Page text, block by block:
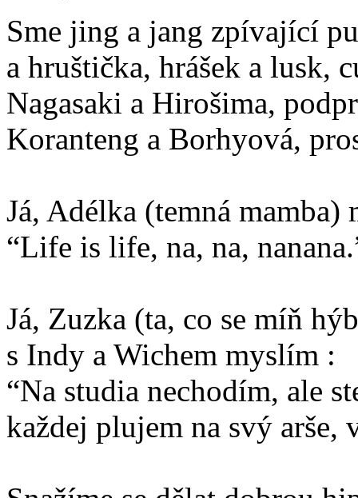
Sme jing a jang zpívající
a hruštička, hrášek a lusk,
Nagasaki a Hirošima,
Koranteng a Borhyová,
Já, Adélka (temná mamba)
“Life is life, na, na,
Já, Zuzka (ta, co se míň
s Indy a Wichem myslím :
“Na studia nechodím, ale
každej plujem na svý arše,